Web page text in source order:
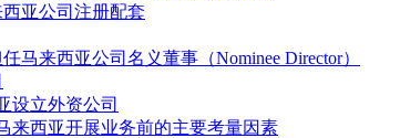
亚公司注册配套
马来西亚公司名义董事（Nominee Director）
设立外资公司
来西亚开展业务前的主要考量因素